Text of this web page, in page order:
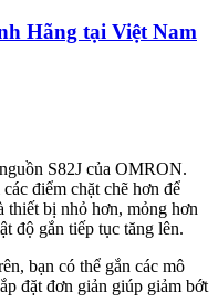
Hãng tại Việt Nam
S82J của OMRON.
điểm chặt chẽ hơn để
thiết bị nhỏ hơn, mỏng hơn
độ gắn tiếp tục tăng lên.
bạn có thể gắn các mô
đặt đơn giản giúp giảm bớt